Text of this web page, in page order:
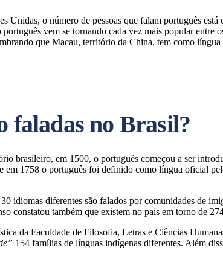
Unidas, o número de pessoas que falam português
vem se tornando cada vez mais popular
que Macau, território da China, tem como
faladas no Brasil?
brasileiro, em 1500, o português começou a ser
em 1758 o português foi definido como língua oficial
idiomas diferentes são falados por comunidades de
constatou também que existem no país em torno de
da Faculdade de Filosofia, Letras e Ciências
154 famílias de línguas indígenas diferentes. Além